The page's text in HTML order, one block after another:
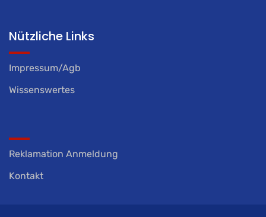
Nützliche Links
Impressum/Agb
Wissenswertes
Reklamation Anmeldung
Kontakt